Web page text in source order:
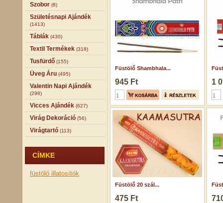
Szobor (8)
Születésnapi Ajándék
(1413)
Táblák (430)
Textil Termékek (318)
Tusfürdő (155)
Üveg Áru (495)
Valentin Napi Ajándék
(298)
Vicces Ajándék (627)
Virág Dekoráció (56)
Virágtartó (113)
CÍMKE
füstölő illatosítók
Füstölő Shambhala...
945 Ft 1
Füstölő 20 szál...
475 Ft